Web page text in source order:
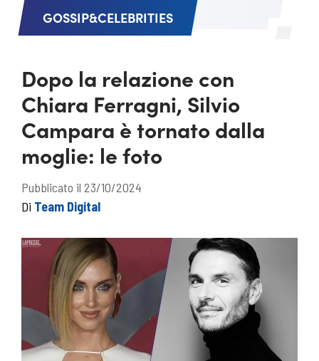
GOSSIP&CELEBRITIES
Dopo la relazione con
Chiara Ferragni, Silvio
Campara è tornato dalla
moglie: le foto
Pubblicato il 23/10/2024
Di Team Digital